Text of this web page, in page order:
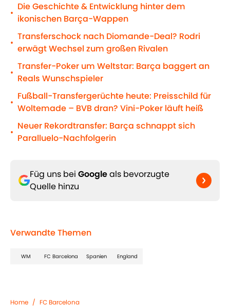
•
Die Geschichte & Entwicklung hinter dem
ikonischen Barça-Wappen
•
Transferschock nach Diomande-Deal? Rodri
erwägt Wechsel zum großen Rivalen
•
Transfer-Poker um Weltstar: Barça baggert an
Reals Wunschspieler
•
Fußball-Transfergerüchte heute: Preisschild für
Woltemade – BVB dran? Vini-Poker läuft heiß
•
Neuer Rekordtransfer: Barça schnappt sich
Paralluelo-Nachfolgerin
Füg uns bei Googleals bevorzugte
Quelle hinzu
Verwandte Themen
WM FC Barcelona Spanien England
Home / FC Barcelona